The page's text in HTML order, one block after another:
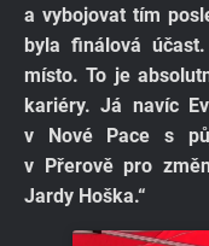
a vybojovat tím
byla finálová
místo. To je
kariéry. Já navíc
v Nové Pace s
v Přerově pro
Jardy Hoška.“